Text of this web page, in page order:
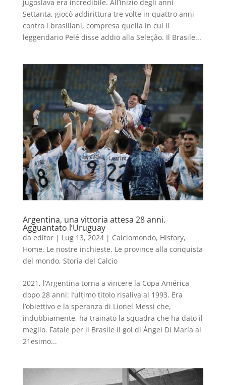
jugoslava era incredibile. All’inizio degli anni
Settanta, giocò addirittura tre volte in quattro anni
contro i brasiliani, compresa quella in cui il
leggendario Pelé disse addio alla Seleção. Il Brasile...
Argentina, una vittoria attesa 28 anni.
Agguantato l’Uruguay
da editor| Lug 13, 2024| Calciomondo, History,
Home, Le nostre inchieste, Le province alla conquista
del mondo, Storia del Calcio
2021, l’Argentina torna a vincere la Copa América
dopo 28 anni: l’ultimo titolo risaliva al 1993. Era
l’obiettivo e la speranza di Lionel Messi che,
indubbiamente, ha trainato la squadra che ha dato il
meglio. Fatale per il Brasile il gol di Ángel Di María al
21esimo...